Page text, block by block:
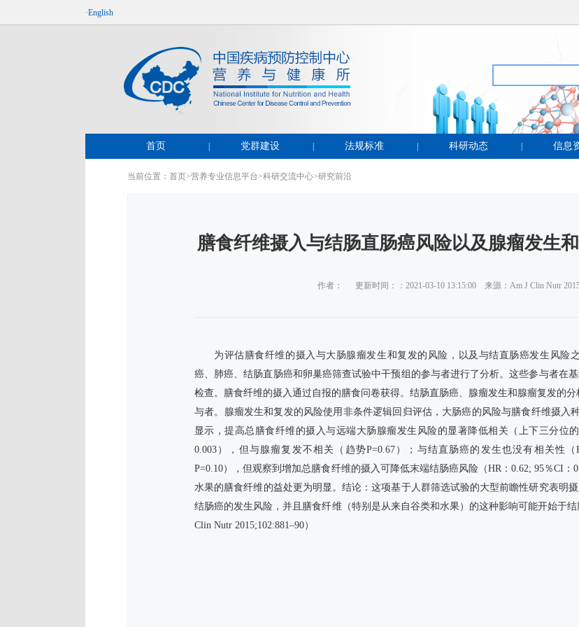
·English
首页 党群建设 法规标准 科研动态 信息
当前位置： 首页>营养专业信息平台>科研交流中心>研究前沿
膳食纤维摄入与结肠直肠癌风险以及腺瘤发生
作者： 更新时间：：2021-03-10 13:15:00 来源：Am J Clin Nutr
为评估膳食纤维的摄入与大肠腺瘤发生和复发的风险，以及与结直肠癌发生风险
癌、肺癌、结肠直肠癌和卵巢癌筛查试验中干预组的参与者进行了分析。这些参与者在
检查。膳食纤维的摄入通过自报的膳食问卷获得。结肠直肠癌、腺瘤发生和腺瘤复发的分
与者。腺瘤发生和复发的风险使用非条件逻辑回归评估，大肠癌的风险与膳食纤维摄入
显示，提高总膳食纤维的摄入与远端大肠腺瘤发生风险的显著降低相关（上下三分位的
0.003），但与腺瘤复发不相关（趋势P=0.67）；与结直肠癌的发生也没有相关性（
P=0.10），但观察到增加总膳食纤维的摄入可降低末端结肠癌风险（HR：0.62; 95％CI：
水果的膳食纤维的益处更为明显。结论：这项基于人群筛选试验的大型前瞻性研究表明
结肠癌的发生风险，并且膳食纤维（特别是从来自谷类和水果）的这种影响可能开始于
Clin Nutr 2015;102:881–90）